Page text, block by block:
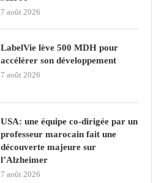
7 août 2026
LabelVie lève 500 MDH pour
accélérer son développement
7 août 2026
USA: une équipe co-dirigée par un
professeur marocain fait une
découverte majeure sur
l’Alzheimer
7 août 2026